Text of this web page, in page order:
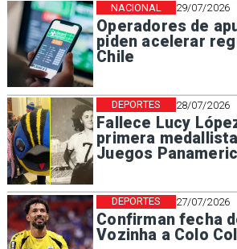
29/07/2026
Operadores de
piden acelerar
Chile
NACIONAL
28/07/2026
Fallece Lucy
primera
Juegos
DEPORTES
27/07/2026
Confirman fecha
Vozinha a Colo
DEPORTES